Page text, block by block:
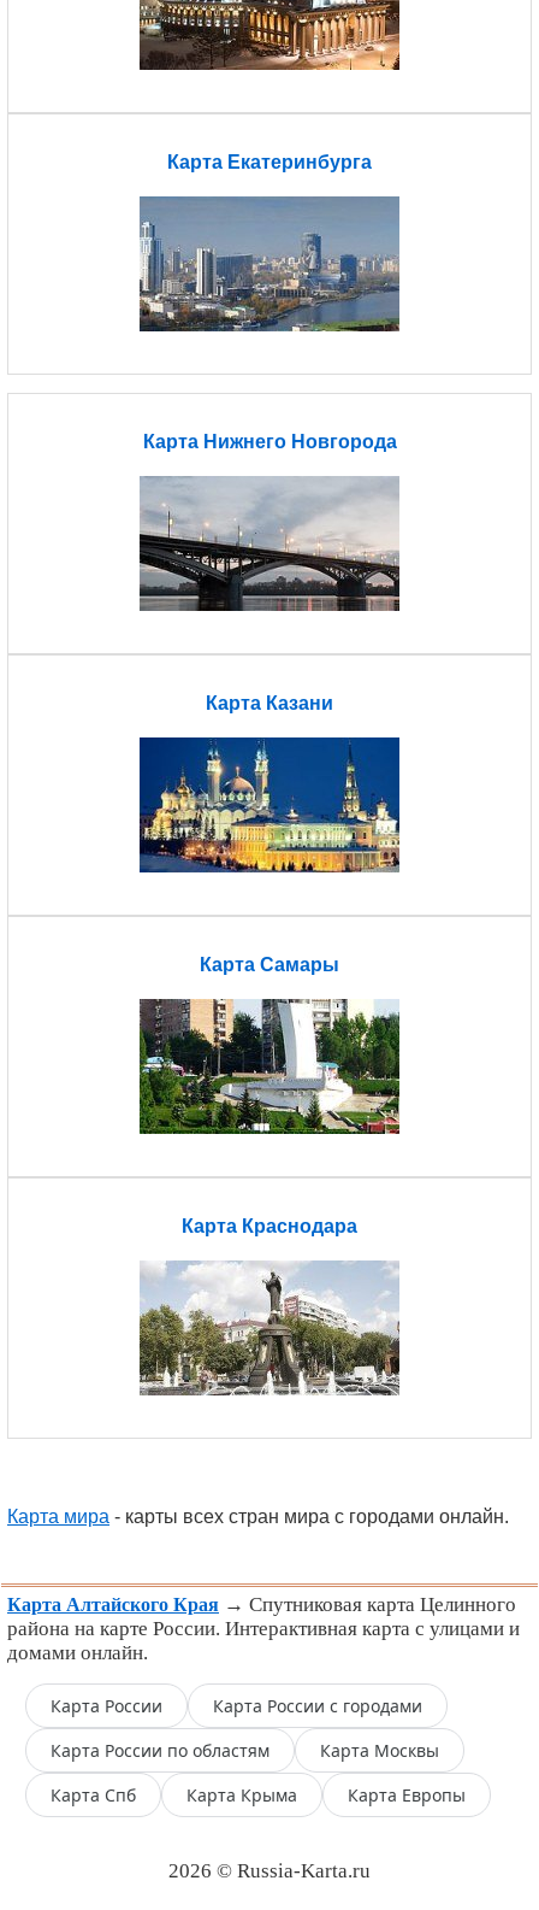
Карта Екатеринбурга
Карта Нижнего Новгорода
Карта Казани
Карта Самары
Карта Краснодара
Карта мира - карты всех стран мира с городами онлайн.
Карта Алтайского Края → Спутниковая карта Целинного
района на карте России. Интерактивная карта с улицами и
домами онлайн.
Карта России
Карта России с городами
Карта России по областям
Карта Москвы
Карта Спб
Карта Крыма Карта Европы
2026 © Russia-Karta.ru